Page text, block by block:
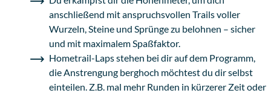
anschließend mit anspruchsvollen Trails voller
Wurzeln, Steine und Sprünge zu belohnen – sicher
und mit maximalem Spaßfaktor.
Hometrail-Laps stehen bei dir auf dem Programm,
die Anstrengung berghoch möchtest du dir selbst
einteilen. Z.B. mal mehr Runden in kürzerer Zeit oder